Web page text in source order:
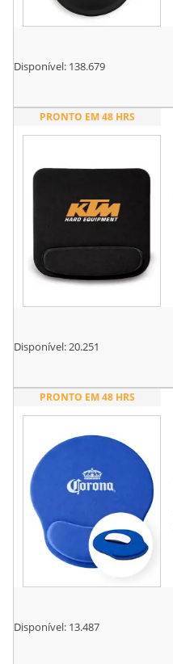
Disponível: 138.679
PRONTO EM 48 HRS
Disponível:20.251
PRONTO EM 48 HRS
Disponível: 13.487